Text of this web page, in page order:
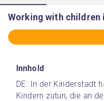
Working with children
Innhold
DE: In der Kinderstadt
Kindern zutun, die an